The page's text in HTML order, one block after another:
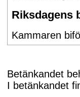
Riksdagens
Kammaren
Betänkandet
I betänkandet